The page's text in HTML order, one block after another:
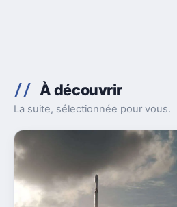
À découvrir
La suite, sélectionnée pour vous.